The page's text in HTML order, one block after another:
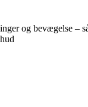
og bevægelse –